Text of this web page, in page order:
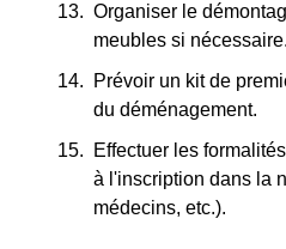
Organiser le
meubles si nécessaire.
Prévoir un kit de
du déménagement.
Effectuer les
à l'inscription dans la
médecins, etc.).